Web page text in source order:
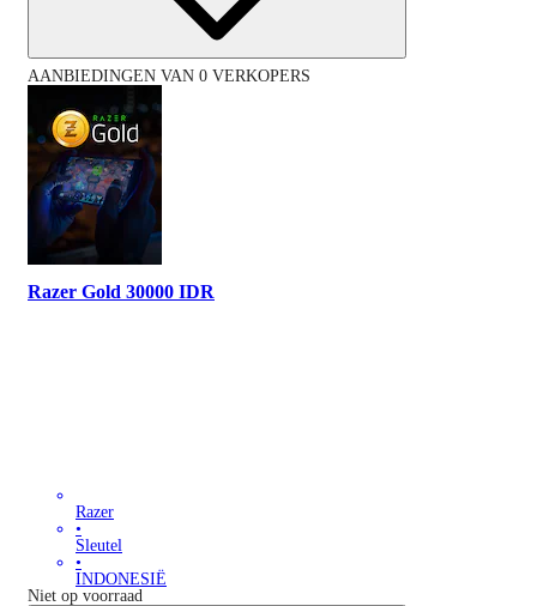
AANBIEDINGEN VAN 0 VERKOPERS
Razer Gold 30000 IDR
Razer
•
Sleutel
•
INDONESIË
Niet op voorraad